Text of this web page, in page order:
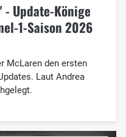
Update-Könige
1-Saison 2026
McLaren den ersten
Laut Andrea